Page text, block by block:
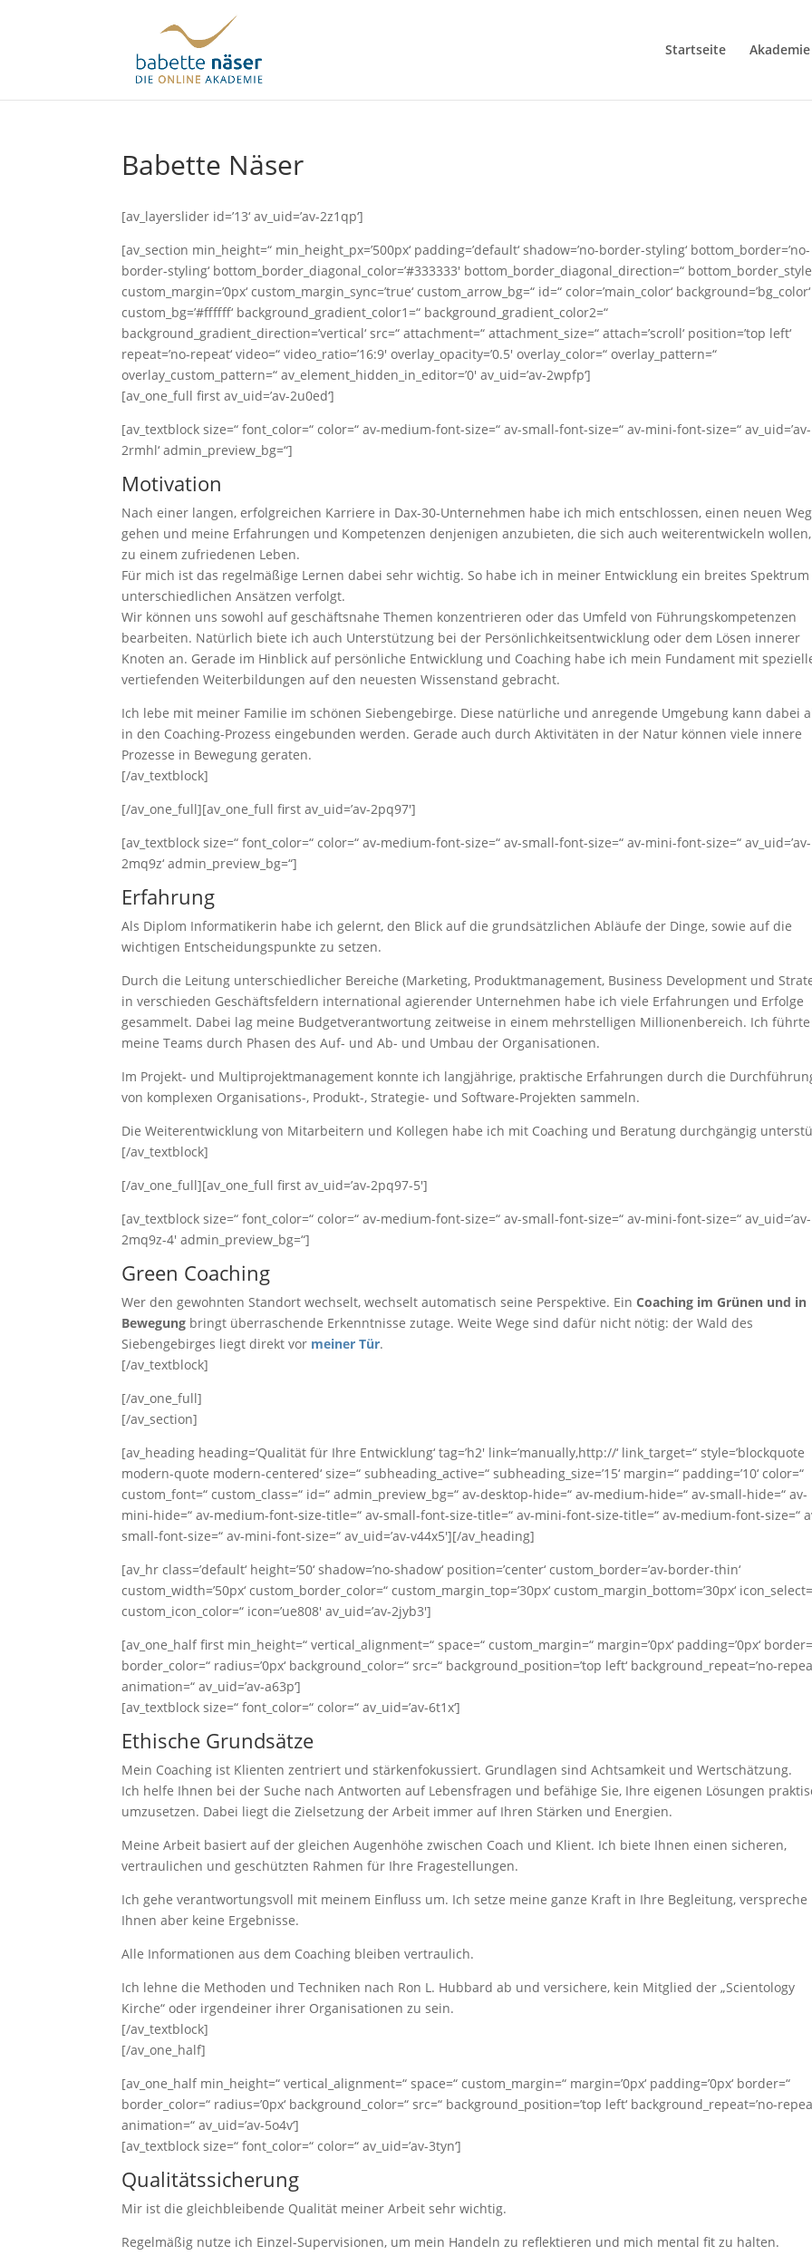
Startseite Akademie
Babette Näser
[av_layerslider id=’13‘ av_uid=’av-2z1qp‘]
[av_section min_height=“ min_height_px=’500px‘ padding=’default‘ shadow=’no-border-styling‘ bottom_border=’no-
border-styling‘ bottom_border_diagonal_color=’#333333′ bottom_border_diagonal_direction=“
custom_margin=’0px‘ custom_margin_sync=’true‘ custom_arrow_bg=“ id=“ color=’main_color‘ background=’bg_color‘
custom_bg=’#ffffff‘ background_gradient_color1=“ background_gradient_color2=“
background_gradient_direction=’vertical‘ src=“ attachment=“ attachment_size=“ attach=’scroll‘ position=’top left‘
repeat=’no-repeat‘ video=“ video_ratio=’16:9′ overlay_opacity=’0.5′ overlay_color=“ overlay_pattern=“
overlay_custom_pattern=“ av_element_hidden_in_editor=’0′ av_uid=’av-2wpfp‘]
[av_one_full first av_uid=’av-2u0ed‘]
[av_textblock size=“ font_color=“ color=“ av-medium-font-size=“ av-small-font-size=“ av-mini-font-size=“ av_uid=’av-
2rmhl‘ admin_preview_bg=“]
Motivation
Nach einer langen, erfolgreichen Karriere in Dax-30-Unternehmen habe ich mich entschlossen, einen neuen
gehen und meine Erfahrungen und Kompetenzen denjenigen anzubieten, die sich auch weiterentwickeln
zu einem zufriedenen Leben.
Für mich ist das regelmäßige Lernen dabei sehr wichtig. So habe ich in meiner Entwicklung ein breites Spektrum
unterschiedlichen Ansätzen verfolgt.
Wir können uns sowohl auf geschäftsnahe Themen konzentrieren oder das Umfeld von Führungskompetenzen
bearbeiten. Natürlich biete ich auch Unterstützung bei der Persönlichkeitsentwicklung oder dem Lösen innerer
Knoten an. Gerade im Hinblick auf persönliche Entwicklung und Coaching habe ich mein Fundament mit
vertiefenden Weiterbildungen auf den neuesten Wissenstand gebracht.
Ich lebe mit meiner Familie im schönen Siebengebirge. Diese natürliche und anregende Umgebung kann dabei
in den Coaching-Prozess eingebunden werden. Gerade auch durch Aktivitäten in der Natur können viele innere
Prozesse in Bewegung geraten.
[/av_textblock]
[/av_one_full][av_one_full first av_uid=’av-2pq97′]
[av_textblock size=“ font_color=“ color=“ av-medium-font-size=“ av-small-font-size=“ av-mini-font-size=“ av_uid=’av-
2mq9z‘ admin_preview_bg=“]
Erfahrung
Als Diplom Informatikerin habe ich gelernt, den Blick auf die grundsätzlichen Abläufe der Dinge, sowie auf die
wichtigen Entscheidungspunkte zu setzen.
Durch die Leitung unterschiedlicher Bereiche (Marketing, Produktmanagement, Business Development und
in verschieden Geschäftsfeldern international agierender Unternehmen habe ich viele Erfahrungen und Erfolge
gesammelt. Dabei lag meine Budgetverantwortung zeitweise in einem mehrstelligen Millionenbereich. Ich führte
meine Teams durch Phasen des Auf- und Ab- und Umbau der Organisationen.
Im Projekt- und Multiprojektmanagement konnte ich langjährige, praktische Erfahrungen durch die
von komplexen Organisations-, Produkt-, Strategie- und Software-Projekten sammeln.
Die Weiterentwicklung von Mitarbeitern und Kollegen habe ich mit Coaching und Beratung durchgängig
[/av_textblock]
[/av_one_full][av_one_full first av_uid=’av-2pq97-5′]
[av_textblock size=“ font_color=“ color=“ av-medium-font-size=“ av-small-font-size=“ av-mini-font-size=“ av_uid=’av-
2mq9z-4′ admin_preview_bg=“]
Green Coaching
Wer den gewohnten Standort wechselt, wechselt automatisch seine Perspektive. EinCoaching im Grünen und in
Bewegung bringt überraschende Erkenntnisse zutage. Weite Wege sind dafür nicht nötig: der Wald des
Siebengebirges liegt direkt vor meiner Tür.
[/av_textblock]
[/av_one_full]
[/av_section]
[av_heading heading=’Qualität für Ihre Entwicklung‘ tag=’h2′ link=’manually,http://‘ link_target=“ style=’blockquote
modern-quote modern-centered‘ size=“ subheading_active=“ subheading_size=’15‘ margin=“ padding=’10‘ color=“
custom_font=“ custom_class=“ id=“ admin_preview_bg=“ av-desktop-hide=“ av-medium-hide=“ av-small-hide=“ av-
mini-hide=“ av-medium-font-size-title=“ av-small-font-size-title=“ av-mini-font-size-title=“ av-medium-font-size=“
small-font-size=“ av-mini-font-size=“ av_uid=’av-v44x5′][/av_heading]
[av_hr class=’default‘ height=’50‘ shadow=’no-shadow‘ position=’center‘ custom_border=’av-border-thin‘
custom_width=’50px‘ custom_border_color=“ custom_margin_top=’30px‘ custom_margin_bottom=’30px‘
custom_icon_color=“ icon=’ue808′ av_uid=’av-2jyb3′]
[av_one_half first min_height=“ vertical_alignment=“ space=“ custom_margin=“ margin=’0px‘ padding=’0px‘
border_color=“ radius=’0px‘ background_color=“ src=“ background_position=’top left‘ background_repeat=’no-
animation=“ av_uid=’av-a63p‘]
[av_textblock size=“ font_color=“ color=“ av_uid=’av-6t1x‘]
Ethische Grundsätze
Mein Coaching ist Klienten zentriert und stärkenfokussiert. Grundlagen sind Achtsamkeit und Wertschätzung.
Ich helfe Ihnen bei der Suche nach Antworten auf Lebensfragen und befähige Sie, Ihre eigenen Lösungen
umzusetzen. Dabei liegt die Zielsetzung der Arbeit immer auf Ihren Stärken und Energien.
Meine Arbeit basiert auf der gleichen Augenhöhe zwischen Coach und Klient. Ich biete Ihnen einen sicheren,
vertraulichen und geschützten Rahmen für Ihre Fragestellungen.
Ich gehe verantwortungsvoll mit meinem Einfluss um. Ich setze meine ganze Kraft in Ihre Begleitung, verspreche
Ihnen aber keine Ergebnisse.
Alle Informationen aus dem Coaching bleiben vertraulich.
Ich lehne die Methoden und Techniken nach Ron L. Hubbard ab und versichere, kein Mitglied der „Scientology
Kirche“ oder irgendeiner ihrer Organisationen zu sein.
[/av_textblock]
[/av_one_half]
[av_one_half min_height=“ vertical_alignment=“ space=“ custom_margin=“ margin=’0px‘ padding=’0px‘ border=“
border_color=“ radius=’0px‘ background_color=“ src=“ background_position=’top left‘ background_repeat=’no-
animation=“ av_uid=’av-5o4v‘]
[av_textblock size=“ font_color=“ color=“ av_uid=’av-3tyn‘]
Qualitätssicherung
Mir ist die gleichbleibende Qualität meiner Arbeit sehr wichtig.
Regelmäßig nutze ich Einzel-Supervisionen, um mein Handeln zu reflektieren und mich mental fit zu halten.